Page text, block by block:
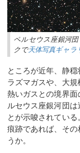
ペルセウス座銀河団
クで天体写真ギャラ
ところが近年、静
ラズマガスや、大
熱いガスとの境界
ルセウス座銀河団
とが示唆されてい
痕跡であれば、そ
うか。